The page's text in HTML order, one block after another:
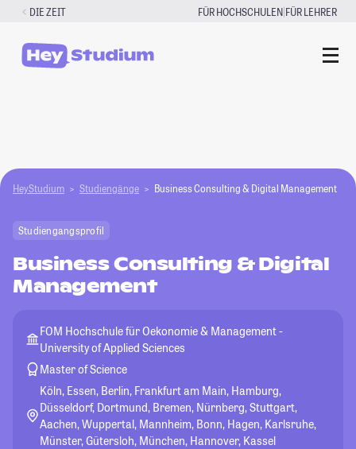
Zum
springen
DIE ZEIT FÜR HOCHSCHULEN|FÜR LEHRER
HeyStudium Studiengänge Business Consulting & Digital Management
Studiengangsprofil
Business Consulting & Digital
Management
FOM Hochschule für Oekonomie & Management -
University of Applied Sciences
Master of Science
Köln, Essen, Berlin, Frankfurt am Main, Hamburg,
Düsseldorf, Dortmund, Bremen, Nürnberg, Stuttgart,
Aachen, Wuppertal, Mannheim, Bonn, Hagen, Karlsruhe,
Münster, Gütersloh, München, Hannover, Kassel